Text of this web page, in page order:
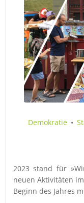
Demokratie •
2023 stand für
neuen Aktivitäten
Beginn des Jahres